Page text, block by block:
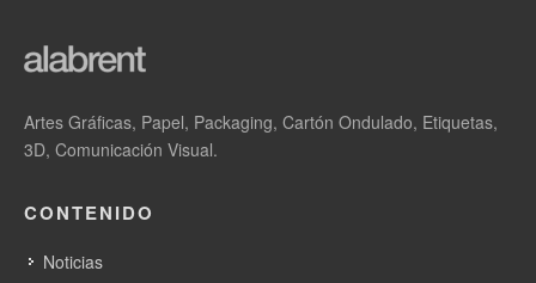
La inversión de 30 millones de euros de Stora
efecto invernadero en la planta de
Artes Gráficas, Papel, Packaging, Cartón Ondulado, Etiquetas,
3D, Comunicación Visual.
CONTENIDO
Noticias